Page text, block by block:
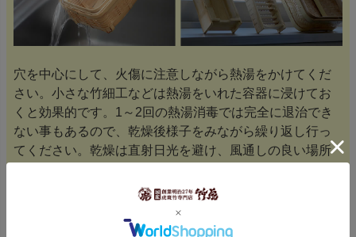
穴を中心にして、火傷に注意しながら熱湯をかけてくだ
さい。小さな竹細工などは熱湯をいれた容器に浸けてお
くと効果的です。1～2回の熱湯消毒では完全に退治でき
ない事もあるので、乾燥後様子をみながら繰り返し行っ
てください。乾燥は直射日光を避け、風通しの良い場所